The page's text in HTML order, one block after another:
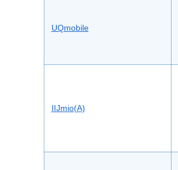
UQmobile
IIJmio(A)